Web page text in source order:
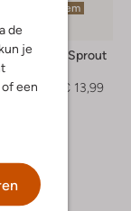
de
je
een
Laatste item
-60%
Sproet & Sprout
€ 33,99
€ 13,99